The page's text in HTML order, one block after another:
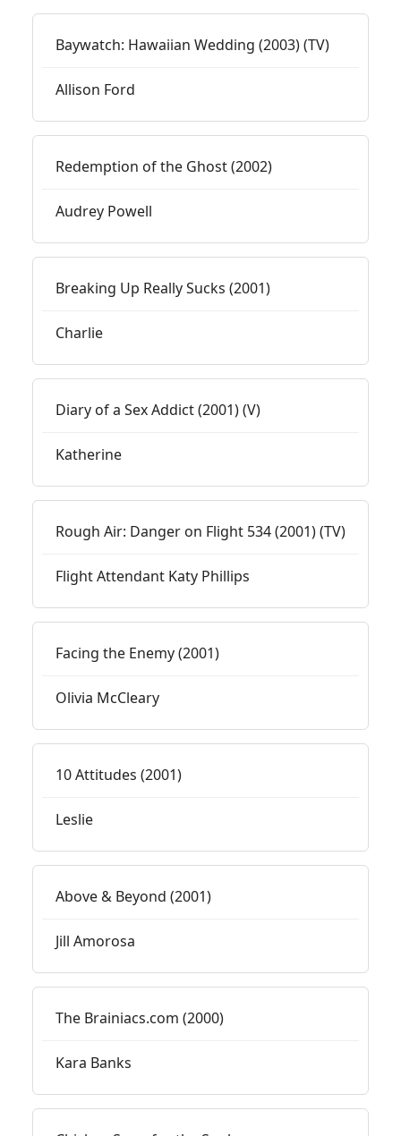
Baywatch: Hawaiian Wedding (2003) (TV)
Allison Ford
Redemption of the Ghost (2002)
Audrey Powell
Breaking Up Really Sucks (2001)
Charlie
Diary of a Sex Addict (2001) (V)
Katherine
Rough Air: Danger on Flight 534 (2001) (TV)
Flight Attendant Katy Phillips
Facing the Enemy (2001)
Olivia McCleary
10 Attitudes (2001)
Leslie
Above & Beyond (2001)
Jill Amorosa
The Brainiacs.com (2000)
Kara Banks